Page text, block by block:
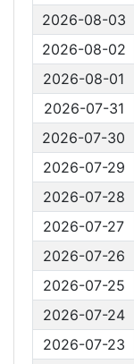
2026-08-03
2026-08-02
2026-08-01
2026-07-31
2026-07-30
2026-07-29
2026-07-28
2026-07-27
2026-07-26
2026-07-25
2026-07-24
2026-07-23